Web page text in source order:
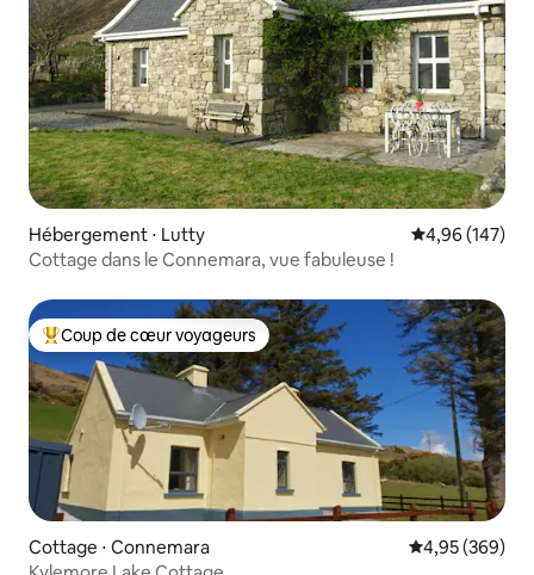
Hébergement ⋅ Lutty Évaluation
4,96 (147)
Cottage dans le Connemara, vue fabuleuse !
Coups de cœur voyageurs les plus appréciés
Coup de cœur voyageurs
Cottage ⋅ Connemara Évaluation
4,95 (369)